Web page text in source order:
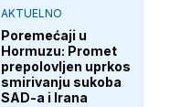
AKTUELNO
Poremećaji u
Hormuzu: Promet
prepolovljen uprkos
smirivanju sukoba
SAD-a i Irana